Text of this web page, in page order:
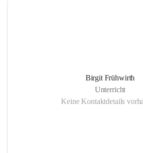
Birgit Frühwirth
Unterricht
Keine Kontaktdetails